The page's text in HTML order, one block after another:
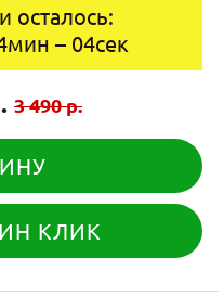
осталось:
мин – 04сек
3 490 р.
КЛИК